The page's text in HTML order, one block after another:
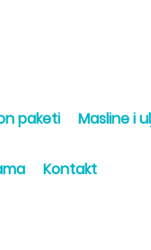
paketi Masline i
Kontakt